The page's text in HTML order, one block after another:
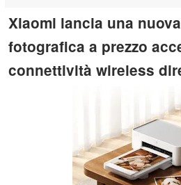
Xiaomi lancia una
fotografica a prezzo
connettività wireless